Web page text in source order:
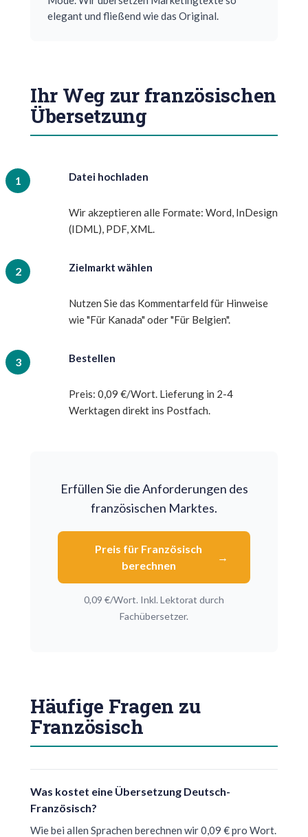
elegant und fließend wie das Original.
Ihr Weg zur französischen
Übersetzung
Datei hochladen
Wir akzeptieren alle Formate: Word, InDesign
(IDML), PDF, XML.
Zielmarkt wählen
Nutzen Sie das Kommentarfeld für Hinweise
wie "Für Kanada" oder "Für Belgien".
Bestellen
Preis: 0,09 €/Wort. Lieferung in 2-4
Werktagen direkt ins Postfach.
Erfüllen Sie die Anforderungen des
französischen Marktes.
Preis für Französisch
berechnen
0,09 €/Wort. Inkl. Lektorat durch
Fachübersetzer.
Häufige Fragen zu
Französisch
Was kostet eine Übersetzung Deutsch-
Französisch?
Wie bei allen Sprachen berechnen wir 0,09 € pro Wort.